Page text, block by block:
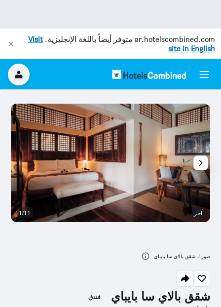
ar.hotelscombined.com متوفر أيضاً باللغة الإنجليزية.Visit
site in English
شقق بالاي سا بايباي فندق
آخر 1/11
صور لـ شقق بالاي سا بايباي